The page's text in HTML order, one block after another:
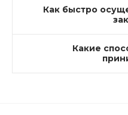
Как быстро
Какие